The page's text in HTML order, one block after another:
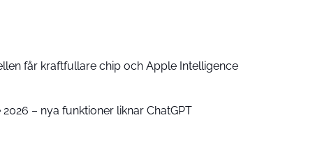
får kraftfullare chip och Apple Intelligence
– nya funktioner liknar ChatGPT